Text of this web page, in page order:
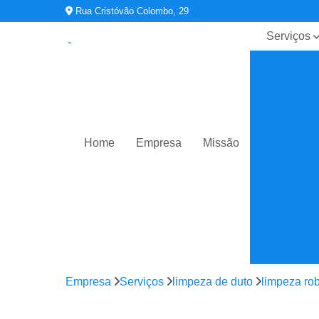
Rua Cristóvão Colombo, 29
Home Empresa Missão
Serviços
Sistemas de
Empresa Serviços limpeza de duto limpeza